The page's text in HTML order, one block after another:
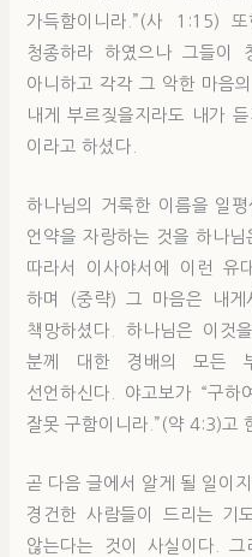
가득함이니라.”(사 1:15)
청종하라 하였으나 그들이
아니하고 각각 그 악한 마음
내게 부르짖을지라도 내가
이라고 하셨다.
하나님의 거룩한 이름을 일
언약을 자랑하는 것을 하나
따라서 이사야서에 이런 유
하며 (중략) 그 마음은 내게
책망하셨다. 하나님은 이것
분께 대한 경배의 모든
선언하신다. 야고보가 “구
잘못 구함이니라.”(약 4:3)고
곧 다음 글에서 알게 될 일이
경건한 사람들이 드리는 기
않는다는 것이 사실이다.